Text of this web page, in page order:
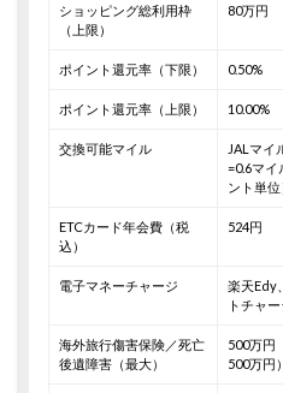
ショッピング総利用枠
（上限）
80万円
ポイント還元率（下限） 0.50%
ポイント還元率（上限） 10.00%
交換可能マイル
JALマイ
=0.6マイ
ント単位
ETCカード年会費（税
込）
524円
電子マネーチャージ
楽天Edy
トチャー
海外旅行傷害保険／死亡
後遺障害（最大）
500万円
500万円）